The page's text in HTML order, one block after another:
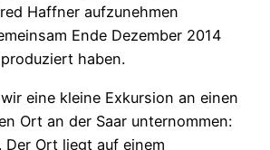
Haffner aufzunehmen
Ende Dezember 2014
haben.
eine kleine Exkursion an einen
Ort an der Saar unternommen:
Der Ort liegt auf einem